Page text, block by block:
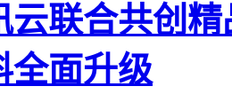
云联合共创
全面升级